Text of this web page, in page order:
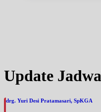
Update
drg. Yuri Desi Pratamasari, SpKGA